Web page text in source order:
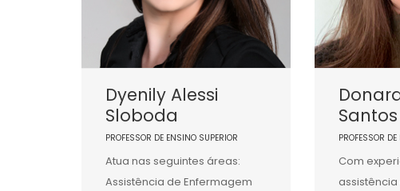
Dyenily Alessi
Sloboda
PROFESSOR DE ENSINO SUPERIOR
Atua nas seguintes áreas:
Assistência de Enfermagem
Santos
PROFESSOR
Com